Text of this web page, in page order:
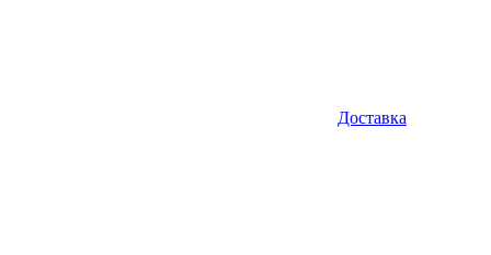
Доставка